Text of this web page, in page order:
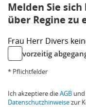
Melden Sie
über Regine zu
Frau Herr Divers
vorzeitig
* Pflichtfelder
Ich akzeptiere dieAGB
Datenschutzhinweisezur